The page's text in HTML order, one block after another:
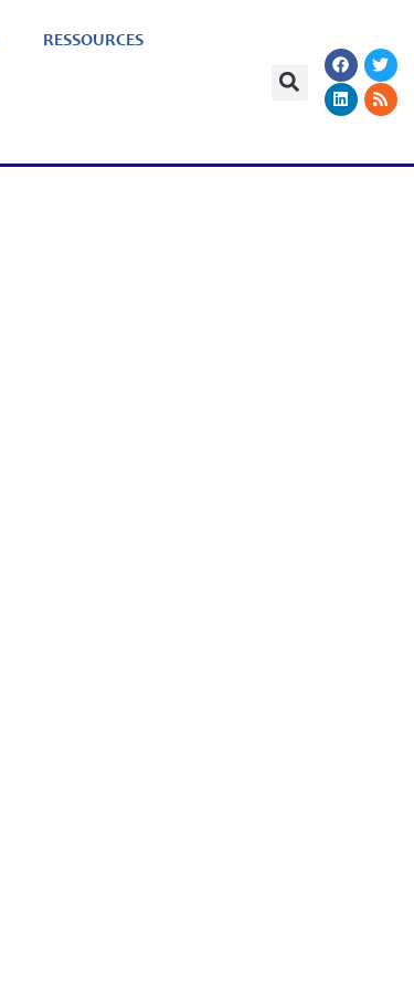
RESSOURCES